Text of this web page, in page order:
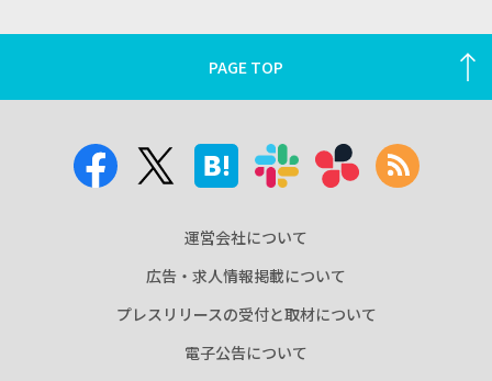
PAGE TOP
運営会社について
広告・求人情報掲載について
プレスリリースの受付と取材について
電子公告について